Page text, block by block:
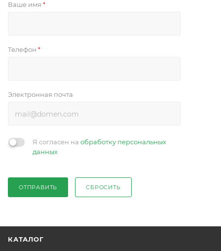
Ваше имя *
Телефон *
Электронная почта
Я согласен на обработку персональных
данных
ОТПРАВИТЬ СБРОСИТЬ
КАТАЛОГ